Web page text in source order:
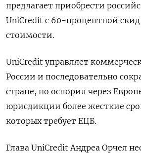
предлагает приобрести
UniCredit с 60-процентной
стоимости.
UniCredit управляет
России и последовательно
стране, но оспорил через
юрисдикции более жесткие
которых требует ЕЦБ.
Глава UniCredit Андреа Орчел